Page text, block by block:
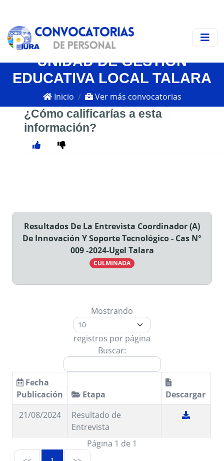
UNIDAD DE GESTIÓN
EDUCATIVA LOCAL TALARA
Inicio Ver más convocatorias
¿Cómo calificarías a esta
información?
Resultados De La Entrevista Coordinador (A)
De Innovación Y Soporte Tecnológico - Cas N°
009 -2024-Ugel Talara
CULMINADA
Mostrando
registros por página
Buscar:
Fecha
Publicación
Etapa
Descargar
21/08/2024
Resultado de
Entrevista
Página 1 de 1